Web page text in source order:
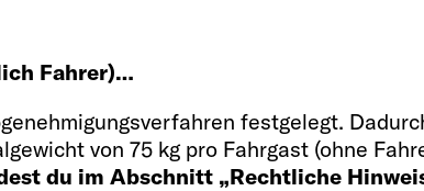
Fahrer)…
festgelegt.
von 75 kg pro Fahrgast (ohne
du im Abschnitt „Rechtliche
cm 2 + 2